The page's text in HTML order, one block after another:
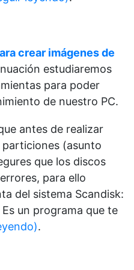
crear imágenes de
estudiaremos
para poder
de nuestro PC.
antes de realizar
(asunto
que los discos
para ello
del sistema Scandisk:
un programa que te
.